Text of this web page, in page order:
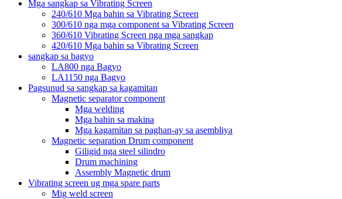
Mga sangkap sa Vibrating Screen
240/610 Mga bahin sa Vibrating Screen
300/610 nga mga component sa Vibrating Screen
360/610 Vibrating Screen nga mga sangkap
420/610 Mga bahin sa Vibrating Screen
sangkap sa bagyo
LA800 nga Bagyo
LA1150 nga Bagyo
Pagsunud sa sangkap sa kagamitan
Magnetic separator component
Mga welding
Mga bahin sa makina
Mga kagamitan sa paghan-ay sa asembliya
Magnetic separation Drum component
Giligid nga steel silindro
Drum machining
Assembly Magnetic drum
Vibrating screen ug mga spare parts
Mig weld screen